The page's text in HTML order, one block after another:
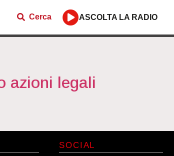
Cerca ASCOLTA LA RADIO
azioni legali
SOCIAL